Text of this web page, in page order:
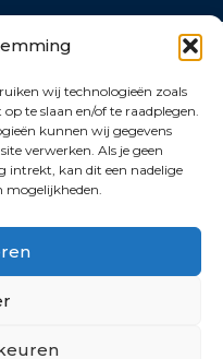
wij technologieën zoals
te slaan en/of te raadplegen.
kunnen wij gegevens
verwerken. Als je geen
kan dit een nadelige
mogelijkheden.
onze gratis
aan, 5
tips om
volgende
soepel